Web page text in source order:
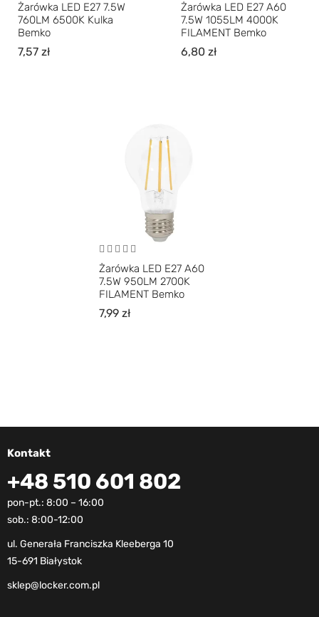
Żarówka LED E27 7.5W
760LM 6500K Kulka
Bemko
7,57 zł
Żarówka LED E27 A60
7.5W 1055LM 4000K
FILAMENT Bemko
6,80 zł
Żarówka LED E27 A60
7.5W 950LM 2700K
FILAMENT Bemko
7,99zł
Kontakt
+48 510 601 802
pon-pt.: 8:00 – 16:00
sob.: 8:00-12:00
ul. Generała Franciszka Kleeberga 10
15-691 Białystok
sklep@locker.com.pl